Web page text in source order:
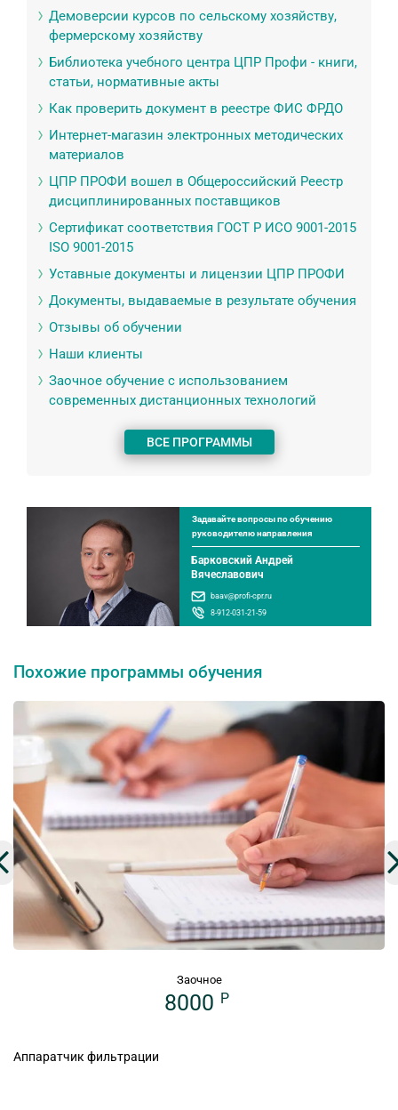
Демоверсии курсов по сельскому хозяйству,
фермерскому хозяйству
Библиотека учебного центра ЦПР Профи - книги,
статьи, нормативные акты
Как проверить документ в реестре ФИС ФРДО
Интернет-магазин электронных методических
материалов
ЦПР ПРОФИ вошел в Общероссийский Реестр
дисциплинированных поставщиков
Сертификат соответствия ГОСТ Р ИСО 9001-2015
ISO 9001-2015
Уставные документы и лицензии ЦПР ПРОФИ
Документы, выдаваемые в результате обучения
Отзывы об обучении
Наши клиенты
Заочное обучение с использованием
современных дистанционных технологий
ВСЕ ПРОГРАММЫ
Задавайте вопросы по обучению
руководителю направления
Барковский Андрей
Вячеславович
baav@profi-cpr.ru
8-912-031-21-59
Похожие программы обучения
Заочное
8000 P
Аппаратчик фильтрации